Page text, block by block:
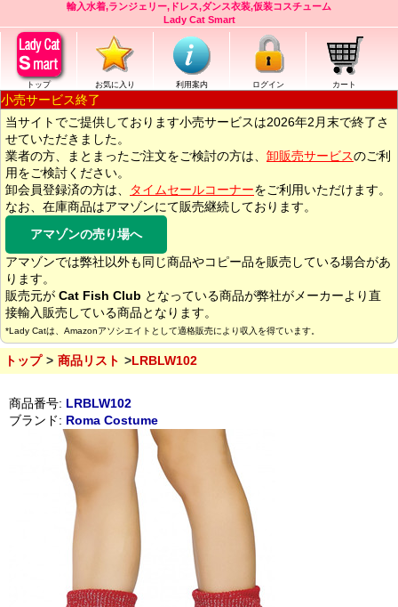
輸入水着,ランジェリー,ドレス,ダンス衣装,仮装コスチューム
Lady Cat Smart
トップ お気に入り 利用案内 ログイン カート
小売サービス終了
当サイトでご提供しております小売サービスは2026年2月末で終了さ
せていただきました。
業者の方、まとまったご注文をご検討の方は、 卸販売サービスのご利
用をご検討ください。
卸会員登録済の方は、
タイムセールコーナーをご利用いただけます。
なお、在庫商品はアマゾンにて販売継続しております。
アマゾンの売り場へ
アマゾンでは弊社以外も同じ商品やコピー品を販売している場合があ
ります。
販売元が Cat Fish Club となっている商品が弊社がメーカーより直
接輸入販売している商品となります。
*Lady Catは、Amazonアソシエイトとして適格販売により収入を得ています。
トップ 商品リスト LRBLW102
商品番号: LRBLW102
ブランド: Roma Costume